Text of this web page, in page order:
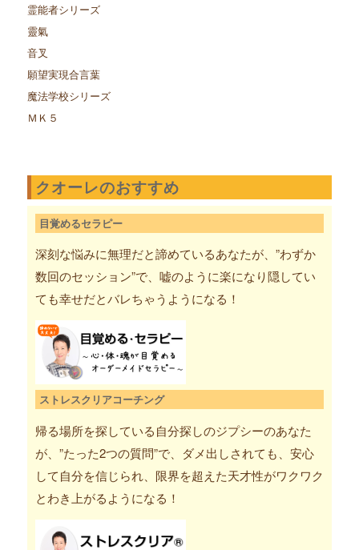
霊能者シリーズ
靈氣
音叉
願望実現合言葉
魔法学校シリーズ
ＭＫ５
クオーレのおすすめ
目覚めるセラピー
深刻な悩みに無理だと諦めているあなたが、”わずか
数回のセッション”で、嘘のように楽になり隠してい
ても幸せだとバレちゃうようになる！
ストレスクリアコーチング
帰る場所を探している自分探しのジプシーのあなた
が、”たった2つの質問”で、ダメ出しされても、安心
して自分を信じられ、限界を超えた天才性がワクワク
とわき上がるようになる！